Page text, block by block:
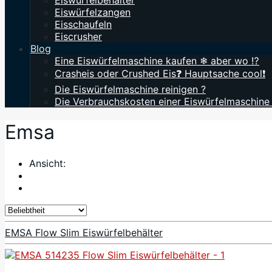
Eiswürfelzangen
Eisschaufeln
Eiscrusher
Blog
Eine Eiswürfelmaschine kaufen ❄ aber wo ⁉️
Crasheis oder Crushed Eis❓ Hauptsache cool❗
Die Eiswürfelmaschine reinigen ?
Die Verbrauchskosten einer Eiswürfelmaschine
Emsa
Ansicht:
EMSA Flow Slim Eiswürfelbehälter